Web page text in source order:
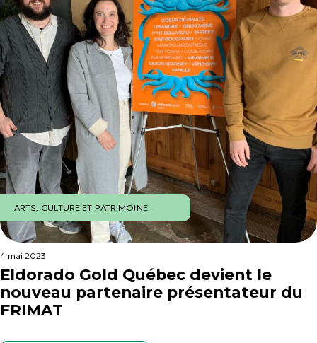
ARTS, CULTURE ET PATRIMOINE
4 mai 2023
Eldorado Gold Québec devient le
nouveau partenaire présentateur du
FRIMAT